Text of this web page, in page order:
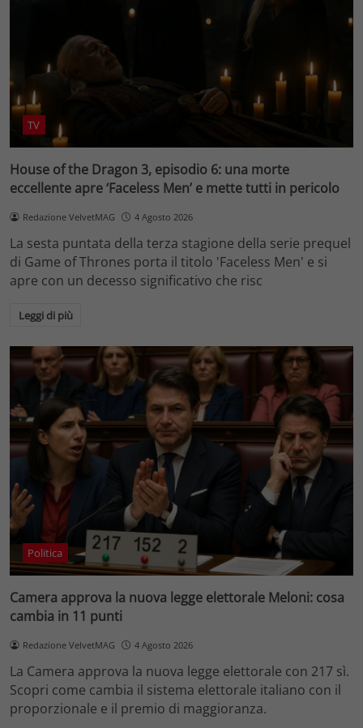
TV
House of the Dragon 3, episodio 6: una morte
eccellente apre ‘Faceless Men’ e mette tutti in pericolo
Redazione VelvetMAG 4 Agosto 2026
La sesta puntata della terza stagione della serie prequel
di Game of Thrones porta il titolo 'Faceless Men' e si
apre con un decesso significativo che risc
Leggi di più
Politica
Camera approva la nuova legge elettorale Meloni: cosa
cambia in 11 punti
Redazione VelvetMAG 4 Agosto 2026
La Camera approva la nuova legge elettorale con 217 sì.
Scopri come cambia il sistema elettorale italiano con il
proporzionale e il premio di maggioranza.